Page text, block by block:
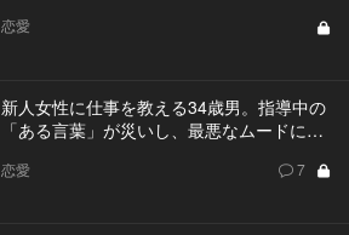
恋愛
新人女性に仕事を教える34歳男。指導中の
「ある言葉」が災いし、最悪なムードに…
恋愛 7